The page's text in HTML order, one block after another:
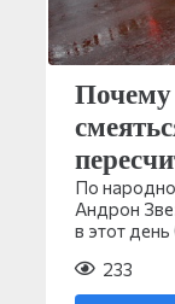
Почему
По
Андрон
в этот
233